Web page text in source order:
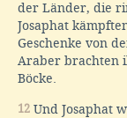
der Länder, die
Josaphat
Geschenke von
Araber brachten
Böcke.
12 Und Josaphat